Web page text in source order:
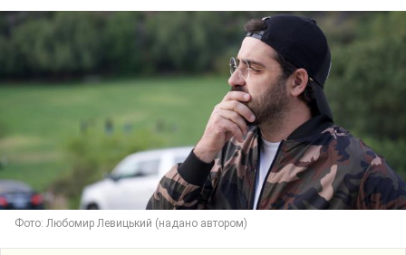
Фото: Любомир Левицький (надано автором)